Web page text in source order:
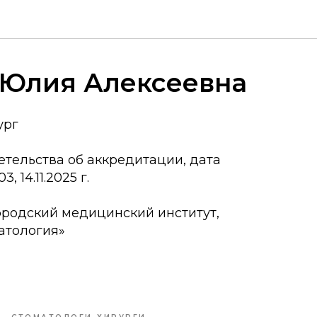
Алексеевна
об аккредитации, дата
14.11.2025 г.
медицинский институт,